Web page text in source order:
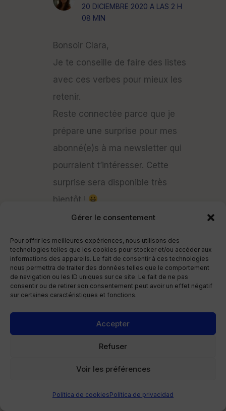
Gérer le consentement
Pour offrir les meilleures expériences, nous utilisons des
technologies telles que les cookies pour stocker et/ou accéder aux
informations des appareils. Le fait de consentir à ces technologies
nous permettra de traiter des données telles que le comportement
de navigation ou les ID uniques sur ce site. Le fait de ne pas
consentir ou de retirer son consentement peut avoir un effet négatif
sur certaines caractéristiques et fonctions.
Accepter
Refuser
Voir les préférences
Política de cookiesPolítica de privacidad
20 DICIEMBRE 2020 A LAS 2 H
08 MIN
Bonsoir Clara,
Je te conseille de faire des listes
avec ces verbes pour mieux les
retenir.
Reste connectée parce que je
prépare une surprise pour mes
abonné(e)s à ma newsletter qui
pourraient t’intéresser. Cette
surprise sera disponible très
bientôt !
Deja un comentario
publicada. Los campos obligatorios están